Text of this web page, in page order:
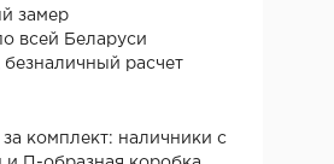
замер
всей Беларуси
расчет
за комплект: наличники с